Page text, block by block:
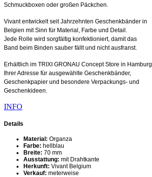
Schmuckboxen oder großen Päckchen.
Vivant entwickelt seit Jahrzehnten Geschenkbänder in
Belgien mit Sinn für Material, Farbe und Detail.
Jede Rolle wird sorgfältig konfektioniert, damit das
Band beim Binden sauber fällt und nicht ausfranst.
Erhältlich im TRIXI GRONAU Concept Store in Hamburg,
Ihrer Adresse für ausgewählte Geschenkbänder,
Geschenkpapier und besondere Verpackungs- und
Geschenkideen.
INFO
Details
Material: Organza
Farbe: hellblau
Breite: 70 mm
Ausstattung: mit Drahtkante
Herkunft: Vivant Belgium
Verkauf: meterweise